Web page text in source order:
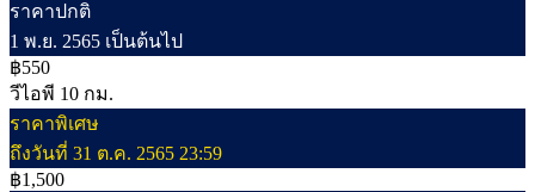
ราคาปกติ
1 พ.ย. 2565 เป็นต้นไป
฿550
วีไอพี 10 กม.
ราคาพิเศษ
ถึงวันที่ 31 ต.ค. 2565 23:59
฿1,500